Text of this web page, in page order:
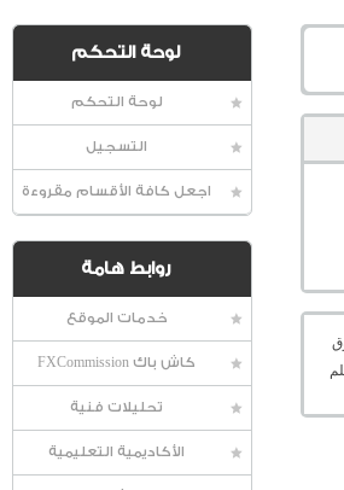
لوحة التحكم
لوحة التحكم
التسجيل
اجعل كافة الأقسام مقروءة
روابط هامة
خدمات الموقع
كاش باك FXCommission
تحليلات فنية
الأكاديمية التعليمية